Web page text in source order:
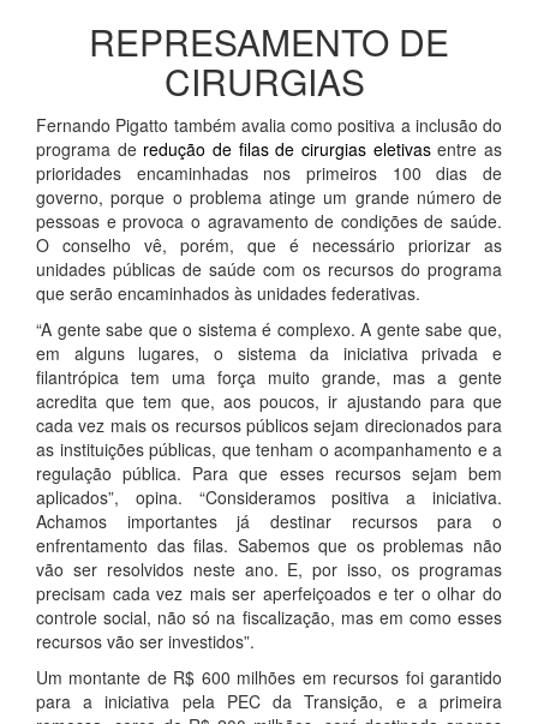
REPRESAMENTO DE
CIRURGIAS
Fernando Pigatto também avalia como positiva a inclusão do
programa de redução de filas de cirurgias eletivasentre as
prioridades encaminhadas nos primeiros 100 dias de
governo, porque o problema atinge um grande número de
pessoas e provoca o agravamento de condições de saúde.
O conselho vê, porém, que é necessário priorizar as
unidades públicas de saúde com os recursos do programa
que serão encaminhados às unidades federativas.
“A gente sabe que o sistema é complexo. A gente sabe que,
em alguns lugares, o sistema da iniciativa privada e
filantrópica tem uma força muito grande, mas a gente
acredita que tem que, aos poucos, ir ajustando para que
cada vez mais os recursos públicos sejam direcionados para
as instituições públicas, que tenham o acompanhamento e a
regulação pública. Para que esses recursos sejam bem
aplicados”, opina. “Consideramos positiva a iniciativa.
Achamos importantes já destinar recursos para o
enfrentamento das filas. Sabemos que os problemas não
vão ser resolvidos neste ano. E, por isso, os programas
precisam cada vez mais ser aperfeiçoados e ter o olhar do
controle social, não só na fiscalização, mas em como esses
recursos vão ser investidos”.
Um montante de R$ 600 milhões em recursos foi garantido
para a iniciativa pela PEC da Transição, e a primeira